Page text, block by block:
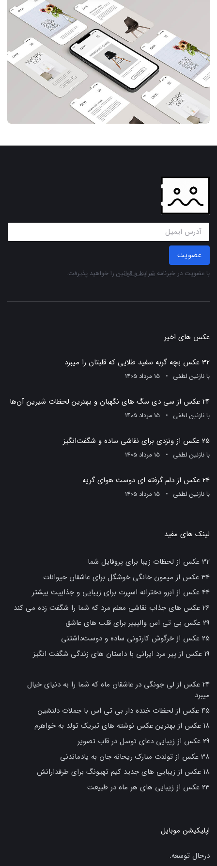
عضویت
با عضویت در خبرنامه شرایط و قوانین را خواهید پذیرفت.
عکس های اخیر
32 عکس بچه گربه سفید طلایی که قلبتان را میبرد
بانازنین لطفی 15 مرداد 1405
24 عکس از سی دی سگ های نگهبان و بهترین لحظات شیرین آن‌ها
بانازنین لطفی 15 مرداد 1405
25 عکس از ونزدی برای نقاشی ساده و شگفت‌انگیز
بانازنین لطفی 15 مرداد 1405
24 عکس از دلم گرفته ای دوست هوای گریه
بانازنین لطفی 15 مرداد 1405
لینک های مفید
32 عکس از لحظات زیبا برای پروفایل شما
34 عکس از میمون خانگی خوشگل برای عاشقان حیوانات
44 عکس از ابرو دخترانه اسپرت برای زیبایی و جذابیت بیشتر
26 عکس های جذاب نقاشی معلم مرد که شما را شگفت زده می کند
29 عکس بی تی اس والپیپر برای قلب های عاشق
25 عکس از خرگوش کارتونی ساده و دوست‌داشتنی
19 عکس از پیر مرد ایرانی با داستان های زندگی شگفت انگیز
24 عکس از لی جونگی در عاشقان ماه که شما را به دنیای خیال
میبرد
45 عکس از لحظات خنده دار بی تی اس با جملات دلنشین
18 عکس از بهترین عکس نوشته های تبریک تولد به خواهرم
29 عکس از زیبایی دعای توسل در قاب تصویر
38 عکس از تولدت مبارک ریحانه جان به یادماندنی
18 عکس از زیبایی های جدید کیم تهیونگ برای طرفدارانش
23 عکس از زیبایی های هر ماه در طبیعت
اپلیکیشن موبایل
درحال توسعه.